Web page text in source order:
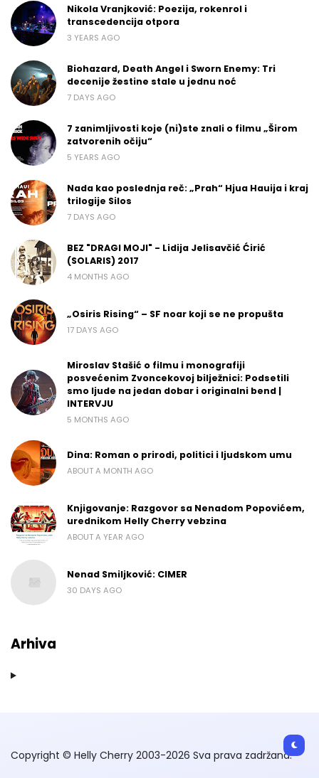
Nikola Vranjković: Poezija, rokenrol i
transcedencija otpora
3 YEARS AGO
Biohazard, Death Angel i Sworn Enemy: Tri
decenije žestine stale u jednu noć
7 DAYS AGO
7 zanimljivosti koje (ni)ste znali o filmu „Širom
zatvorenih očiju“
5 YEARS AGO
Nada kao poslednja reč: „Prah“ Hjua Hauija i kraj
trilogije Silos
7 DAYS AGO
BEZ "DRAGI MOJI" - Lidija Jelisavčić Ćirić
(SOLARIS) 2017
4 MONTHS AGO
„Osiris Rising“ – SF noar koji se ne propušta
17 DAYS AGO
Miroslav Stašić o filmu i monografiji
posvećenim Zvoncekovoj bilježnici: Podsetili
smo ljude na jedan dobar i originalni bend |
INTERVJU
5 MONTHS AGO
Dina: Roman o prirodi, politici i ljudskom umu
ABOUT A MONTH AGO
Knjigovanje: Razgovor sa Nenadom Popovićem,
urednikom Helly Cherry vebzina
ABOUT A YEAR AGO
Nenad Smiljković: CIMER
30 DAYS AGO
Arhiva
Copyright © Helly Cherry 2003-2026 Sva prava zadržana.